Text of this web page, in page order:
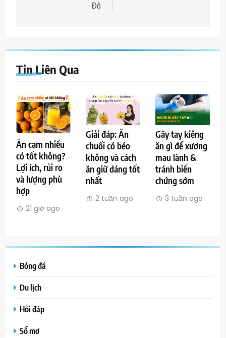
Đô
Tin Liên Qua
Ăn cam nhiều
có tốt không?
Lợi ích, rủi ro
và lượng phù
hợp
21 giờ ago
Giải đáp: Ăn
chuối có béo
không và cách
ăn giữ dáng tốt
nhất
2 tuần ago
Gãy tay kiêng
ăn gì để xương
mau lành &
tránh biến
chứng sớm
3 tuần ago
Bóng đá
Du lịch
Hỏi đáp
Sổ mơ